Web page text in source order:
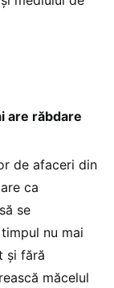
are răbdare
de afaceri din
ca
se
nu mai
și fără
măcelul